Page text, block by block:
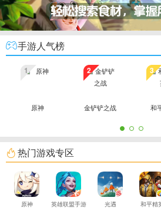
手游人气榜
原神
1
金铲铲之战
2
和
3
热门游戏专区
原神 英雄联盟手游 光遇 和平精